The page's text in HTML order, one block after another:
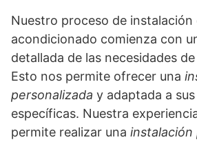
Nuestro proceso de instalación
acondicionado comienza con
detallada de las necesidades
Esto nos permite ofrecer una
personalizada y adaptada a
específicas. Nuestra
permite realizar una